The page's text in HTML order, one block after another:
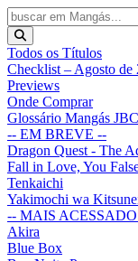
Todos os Títulos
Checklist – Agosto de
Previews
Onde Comprar
Glossário Mangás JBC
-- EM BREVE --
Dragon Quest - The
Fall in Love, You
Tenkaichi
Yakimochi wa
-- MAIS
Akira
Blue Box